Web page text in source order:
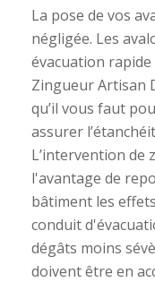
La pose de vos
négligée. Les
évacuation
Zingueur Artisan
qu’il vous faut
assurer
L’intervention de
l'avantage de
bâtiment les
conduit
dégâts moins
doivent être en